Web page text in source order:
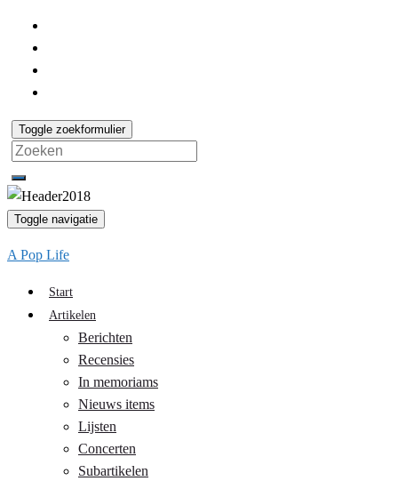
Toggle zoekformulier
Search
for:
Toggle navigatie
A Pop Life
Start
Artikelen
Berichten
Recensies
In memoriams
Nieuws items
Lijsten
Concerten
Subartikelen